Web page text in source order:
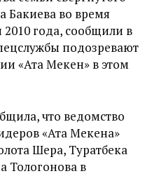
Бакиева во время
года, сообщили в
подозревают
«Ата Мекен» в этом
что ведомство
«Ата Мекена»
Шера, Туратбека
Тологонова в